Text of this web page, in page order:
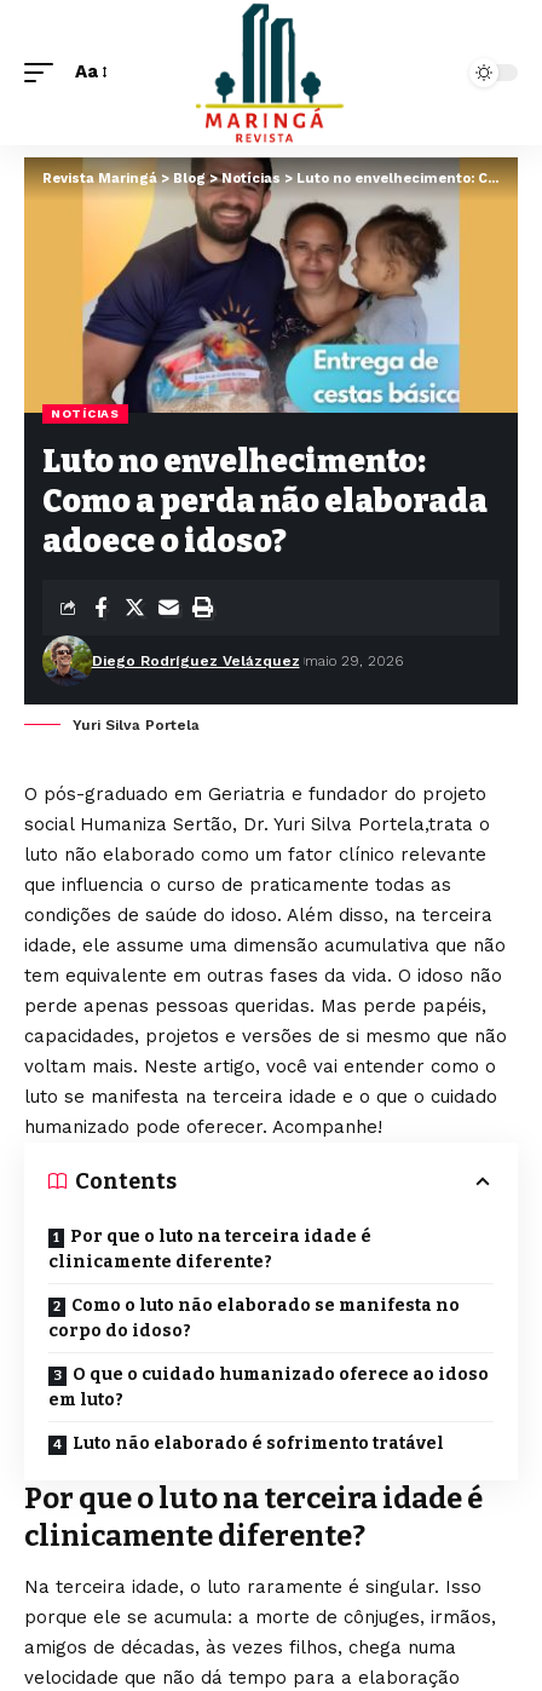
Aa
Revista Maringá>Blog>Notícias>Luto no envelhecimento: Como a perda não elaborada adoece o idoso?
NOTÍCIAS
Luto no envelhecimento:
Como a perda não elaborada
adoece o idoso?
Diego Rodríguez Velázquez maio 29, 2026
Yuri Silva Portela
O pós-graduado em Geriatria e fundador do projeto
social Humaniza Sertão, Dr. Yuri Silva Portela,trata o
luto não elaborado como um fator clínico relevante
que influencia o curso de praticamente todas as
condições de saúde do idoso. Além disso, na terceira
idade, ele assume uma dimensão acumulativa que não
tem equivalente em outras fases da vida. O idoso não
perde apenas pessoas queridas. Mas perde papéis,
capacidades, projetos e versões de si mesmo que não
voltam mais. Neste artigo, você vai entender como o
luto se manifesta na terceira idade e o que o cuidado
humanizado pode oferecer. Acompanhe!
Contents
Por que o luto na terceira idade é
clinicamente diferente?
Como o luto não elaborado se manifesta no
corpo do idoso?
O que o cuidado humanizado oferece ao idoso
em luto?
Luto não elaborado é sofrimento tratável
Por que o luto na terceira idade é
clinicamente diferente?
Na terceira idade, o luto raramente é singular. Isso
porque ele se acumula: a morte de cônjuges, irmãos,
amigos de décadas, às vezes filhos, chega numa
velocidade que não dá tempo para a elaboração